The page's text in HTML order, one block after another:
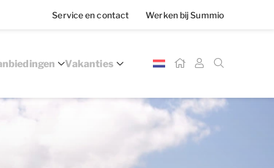
Service en contact Werken bij Summio
Vakanties